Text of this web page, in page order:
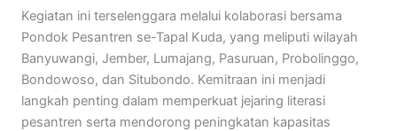
Kegiatan ini terselenggara melalui kolaborasi bersama
Pondok Pesantren se-Tapal Kuda, yang meliputi wilayah
Banyuwangi, Jember, Lumajang, Pasuruan, Probolinggo,
Bondowoso, dan Situbondo. Kemitraan ini menjadi
langkah penting dalam memperkuat jejaring literasi
pesantren serta mendorong peningkatan kapasitas